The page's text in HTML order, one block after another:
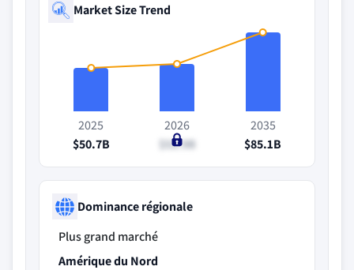
Market Size Trend
2025
$50.7B
2026
$52.9B
2035
$85.1B
Dominance régionale
Plus grand marché
Amérique du Nord